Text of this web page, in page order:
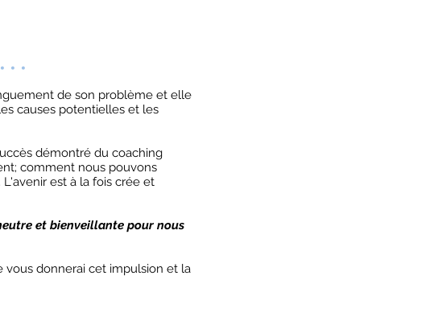
de son problème et elle
causes potentielles et les
démontré du coaching
comment nous pouvons
est à la fois crée et
et bienveillante pour nous
vous donnerai cet impulsion et la